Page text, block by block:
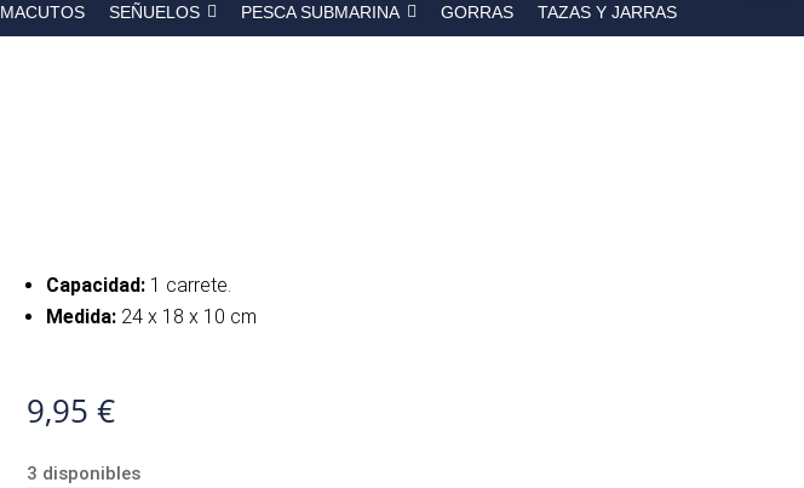
MACUTOS SEÑUELOS PESCA SUBMARINA GORRAS TAZAS Y JARRAS
Capacidad:1 carrete.
Medida:24 x 18 x 10 cm
9,95 €
3 disponibles